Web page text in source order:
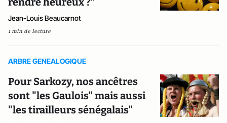
Jean-Louis Beaucarnot
1 min de lecture
ARBRE GENEALOGIQUE
Pour Sarkozy, nos ancêtres
sont "les Gaulois" mais aussi
"les tirailleurs sénégalais"